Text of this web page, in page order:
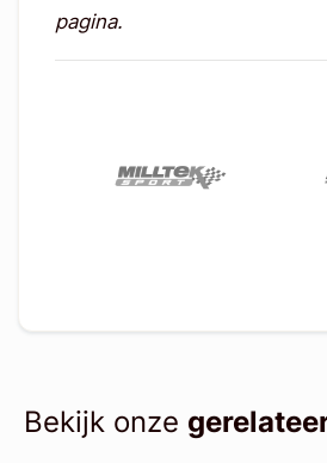
pagina.
Bekijk onze